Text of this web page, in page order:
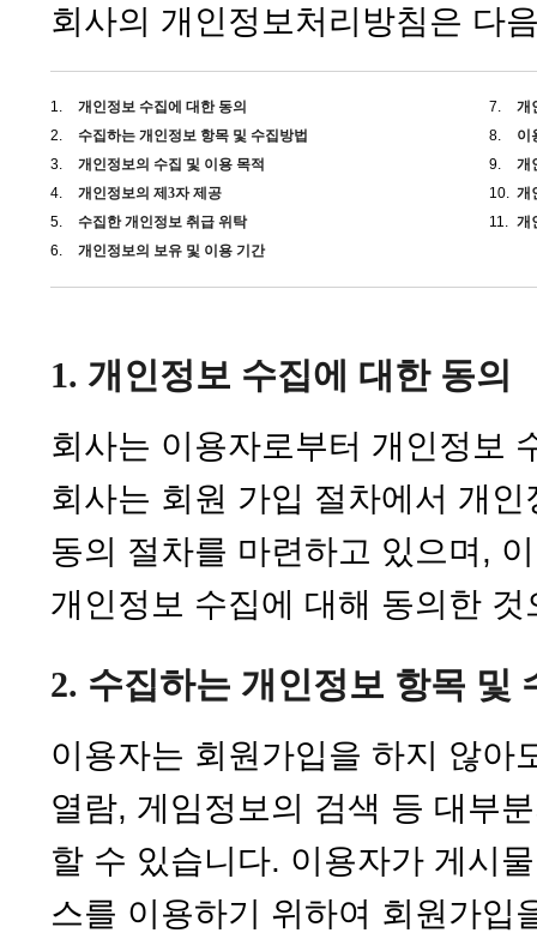
회사의 개인정보처리방침은 다
1.
개인정보 수집에 대한 동의
2.
수집하는 개인정보 항목 및 수집방법
3.
개인정보의 수집 및 이용 목적
4.
개인정보의 제3자 제공
5.
수집한 개인정보 취급 위탁
6.
개인정보의 보유 및 이용 기간
7.
개
8.
이
9.
개
10. 개
11. 개
1. 개인정보 수집에 대한 동의
회사는 이용자로부터 개인정보
회사는 회원 가입 절차에서 개
동의 절차를 마련하고 있으며,
개인정보 수집에 대해 동의한
2. 수집하는 개인정보 항목 및
이용자는 회원가입을 하지 않아
열람, 게임정보의 검색 등 대부
할 수 있습니다. 이용자가 게시
스를 이용하기 위하여 회원가입